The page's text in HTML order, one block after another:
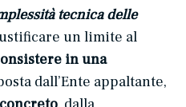
tecnica delle
un limite al
in una
dall’Ente appaltante,